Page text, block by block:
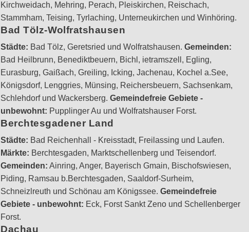
Kirchweidach, Mehring, Perach, Pleiskirchen, Reischach,
Stammham, Teising, Tyrlaching, Unterneukirchen und Winhöring.
Bad Tölz-Wolfratshausen
Städte: Bad Tölz, Geretsried und Wolfratshausen.Gemeinden:
Bad Heilbrunn, Benediktbeuern, Bichl, ietramszell, Egling,
Eurasburg, Gaißach, Greiling, Icking, Jachenau, Kochel a.See,
Königsdorf, Lenggries, Münsing, Reichersbeuern, Sachsenkam,
Schlehdorf und Wackersberg.Gemeindefreie Gebiete -
unbewohnt: Pupplinger Au und Wolfratshauser Forst.
Berchtesgadener Land
Städte: Bad Reichenhall - Kreisstadt, Freilassing und Laufen.
Märkte: Berchtesgaden, Marktschellenberg und Teisendorf.
Gemeinden: Ainring, Anger, Bayerisch Gmain, Bischofswiesen,
Piding, Ramsau b.Berchtesgaden, Saaldorf-Surheim,
Schneizlreuth und Schönau am Königssee.Gemeindefreie
Gebiete - unbewohnt: Eck, Forst Sankt Zeno und Schellenberger
Forst.
Dachau